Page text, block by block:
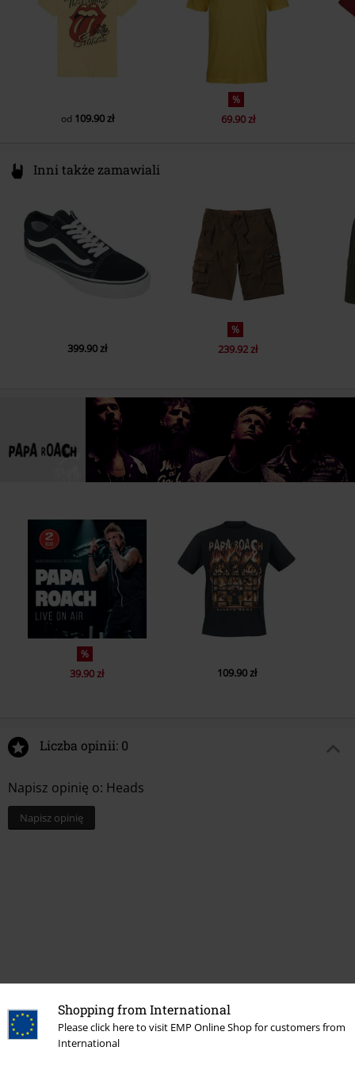
Shopping from International
Please click here to visit EMP Online Shop for customers from
International
od 109.90 zł
%
69.90 zł
Inni także zamawiali
399.90 zł
%
239.92 zł
%
39.90 zł 109.90 zł
Liczba opinii: 0
Napisz opinię o: Heads
Napisz opinię
Ostatnia wizyta